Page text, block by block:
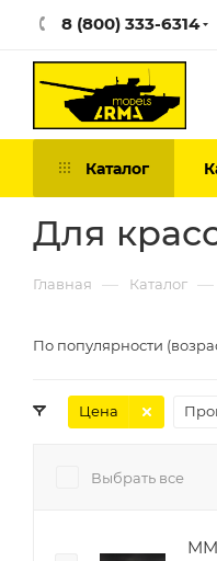
8 (800) 333-6314
Каталог
Для
Главная — Каталог —
По популярности
Цена
Выбрать все